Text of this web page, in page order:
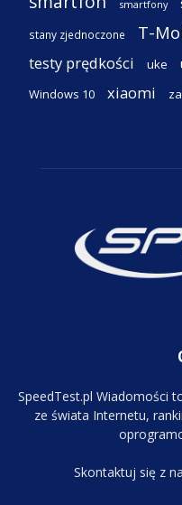
smartfony
stany zjednoczone T-
testy prędkości uke
Windows 10 xiaomi
SpeedTest.pl Wiadomości
ze świata Internetu,
Skontaktuj się z